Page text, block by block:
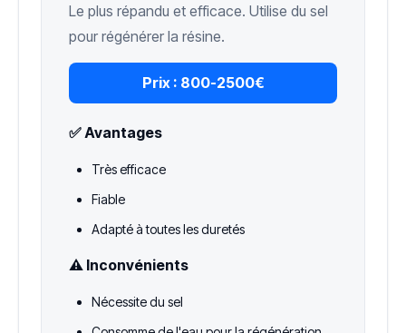
Le plus répandu et efficace. Utilise du sel
pour régénérer la résine.
Prix : 800-2500€
✅ Avantages
Très efficace
Fiable
Adapté à toutes les duretés
⚠️ Inconvénients
Nécessite du sel